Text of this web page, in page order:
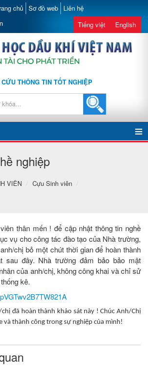
chủ Sơ đồ web Liên hệ
Tiếng việt English
THÔNG TIN TỐT NGHIỆP
nghiệp
VIÊN / Cựu Sinh viên
/
thân mến ! để cập nhật thông tin nghề
vụ cho công tác đào tạo của Nhà trường,
chị bỏ một chút thời gian để hoàn thành
sau đây. Nhà trường đảm bảo bảo mật
của anh/chị, không công khai và chỉ sử
kê.
chị đã hoàn thành khảo sát này ! Chúc Anh/Chị
và thành công trong sự nghiệp của mình!